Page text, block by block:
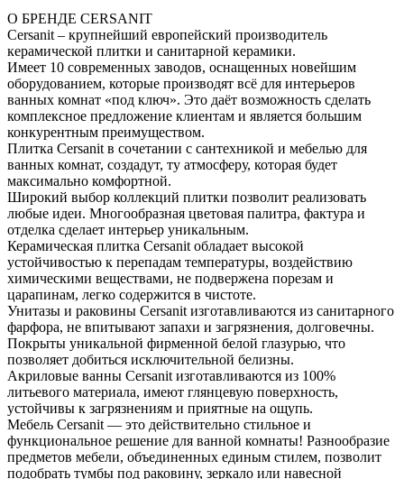
О БРЕНДЕ CERSANIT
Cersanit – крупнейший европейский производитель
керамической плитки и санитарной керамики.
Имеет 10 современных заводов, оснащенных новейшим
оборудованием, которые производят всё для интерьеров
ванных комнат «под ключ». Это даёт возможность сделать
комплексное предложение клиентам и является большим
конкурентным преимуществом.
Плитка Cersanit в сочетании с сантехникой и мебелью для
ванных комнат, создадут, ту атмосферу, которая будет
максимально комфортной.
Широкий выбор коллекций плитки позволит реализовать
любые идеи. Многообразная цветовая палитра, фактура и
отделка сделает интерьер уникальным.
Керамическая плитка Cersanit обладает высокой
устойчивостью к перепадам температуры, воздействию
химическими веществами, не подвержена порезам и
царапинам, легко содержится в чистоте.
Унитазы и раковины Cersanit изготавливаются из санитарного
фарфора, не впитывают запахи и загрязнения, долговечны.
Покрыты уникальной фирменной белой глазурью, что
позволяет добиться исключительной белизны.
Акриловые ванны Cersanit изготавливаются из 100%
литьевого материала, имеют глянцевую поверхность,
устойчивы к загрязнениям и приятные на ощупь.
Мебель Cersanit — это действительно стильное и
функциональное решение для ванной комнаты! Разнообразие
предметов мебели, объединенных единым стилем, позволит
подобрать тумбы под раковину, зеркало или навесной